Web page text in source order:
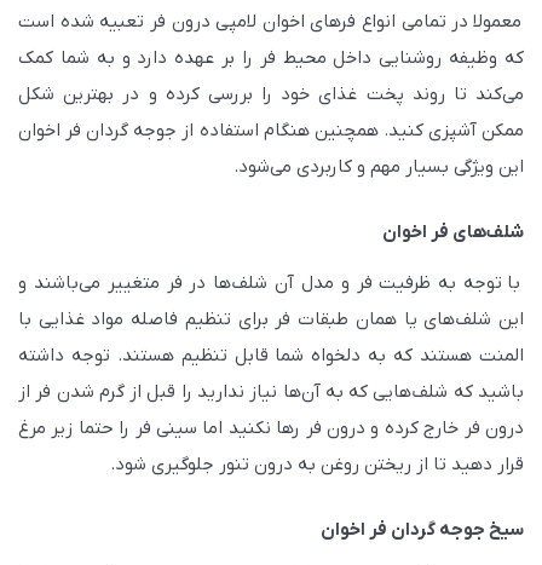
y
e
t
i
g
s
e
r
f
u
l
c
r
e
e
n
معمولا در تمامی انواع فرهای اخوان لامپی درون فر تعبیه شده است
که وظیفه روشنایی داخل محیط فر را بر عهده دارد و به شما کمک
می‌کند تا روند پخت غذای خود را بررسی کرده و در بهترین شکل
ممکن آشپزی کنید. همچنین هنگام استفاده از جوجه گردان فر اخوان
این ویژگی بسیار مهم و کاربردی می‌شود.
شلف‌های فر اخوان
با توجه به ظرفیت فر و مدل آن شلف‌ها در فر متغییر می‌باشند و
این شلف‌های یا همان طبقات فر برای تنظیم فاصله مواد غذایی با
المنت هستند که به دلخواه شما قابل تنظیم هستند. توجه داشته
باشید که شلف‌هایی که به آن‌ها نیاز ندارید را قبل از گرم شدن فر از
درون فر خارج کرده و درون فر رها نکنید اما سینی فر را حتما زیر مرغ
قرار دهید تا از ریختن روغن به درون تنور جلوگیری شود.
سیخ جوجه گردان فر اخوان